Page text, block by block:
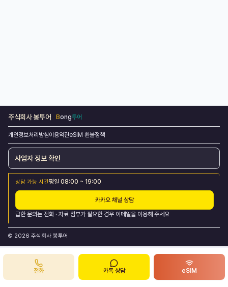
주식회사 봉투어 Bong투어
개인정보처리방침이용약관eSIM 환불정책
사업자 정보 확인
상담 가능 시간평일 08:00 ~ 19:00
카카오 채널 상담
급한 문의는 전화· 자료 첨부가 필요한 경우 이메일을 이용해 주세요
© 2026 주식회사 봉투어
전화 카톡 상담 eSIM